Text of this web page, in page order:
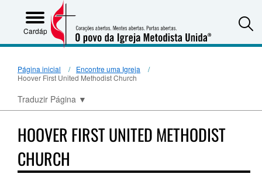
Cardápio
Página inicial
Encontre uma Igreja
Hoover First United Methodist Church
Traduzir Página ▼
HOOVER FIRST UNITED METHODIST
CHURCH